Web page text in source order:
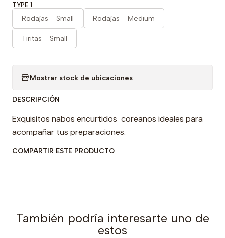
TYPE 1
Rodajas - Small Rodajas - Medium
Tiritas - Small
Mostrar stock de ubicaciones
DESCRIPCIÓN
Exquisitos nabos encurtidos coreanos ideales para
acompañar tus preparaciones.
COMPARTIR ESTE PRODUCTO
También podría interesarte uno de
estos